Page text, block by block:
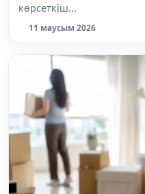
көрсеткіш...
11 маусым 2026